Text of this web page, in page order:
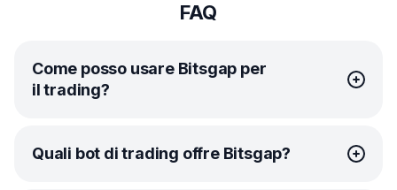
FAQ
Come posso usare Bitsgap per
il trading?
Per iniziare a fare trading con Bitsgap, devi prima
registrare un account. Al momento dell’iscrizione,
Quali bot di trading offre Bitsgap?